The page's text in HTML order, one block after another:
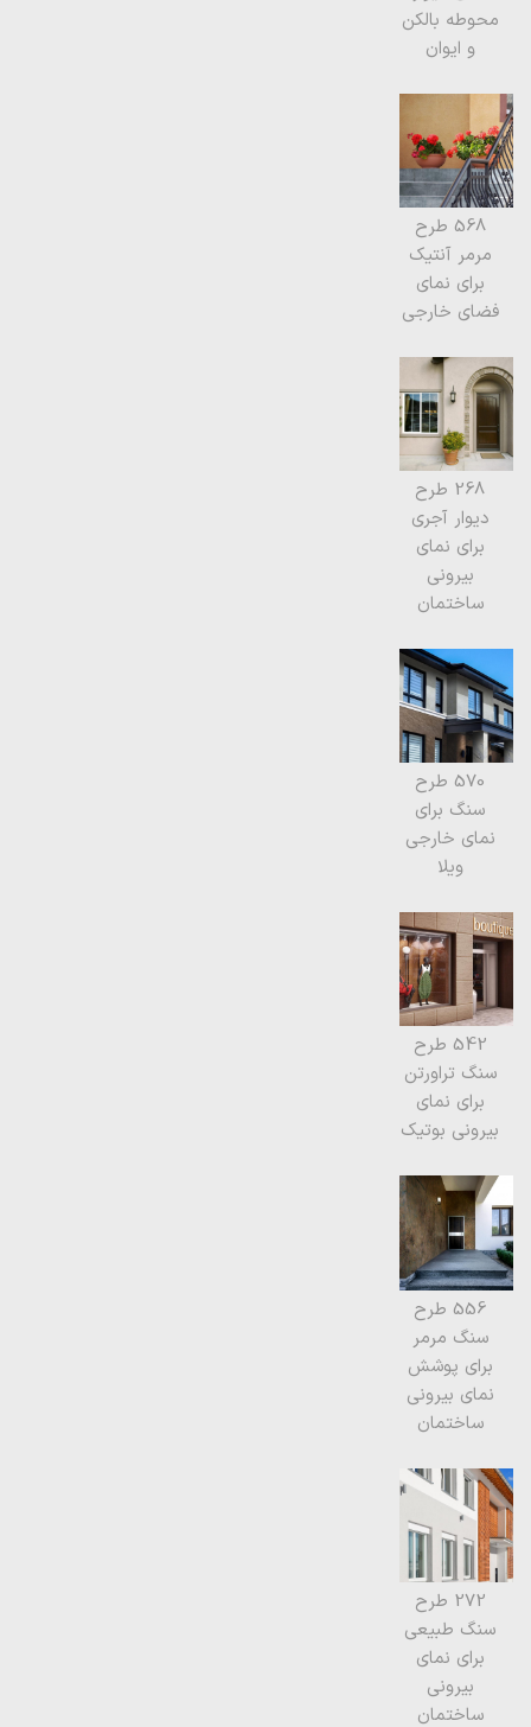
محوطه بالکن
و ایوان
568 طرح
مرمر آنتیک
برای نمای
فضای خارجی
268 طرح
دیوار آجری
برای نمای
بیرونی
ساختمان
570 طرح
سنگ برای
نمای خارجی
ویلا
542 طرح
سنگ تراورتن
برای نمای
بیرونی بوتیک
556 طرح
سنگ مرمر
برای پوشش
نمای بیرونی
ساختمان
272 طرح
سنگ طبیعی
برای نمای
بیرونی
ساختمان